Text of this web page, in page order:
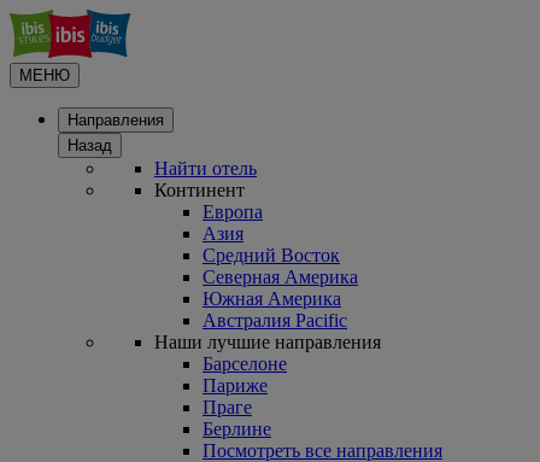
МЕНЮ
Направления
Назад
Найти отель
Континент
Европа
Азия
Средний Восток
Северная Америка
Южная Америка
Австралия Pacific
Наши лучшие направления
Барселоне
Париже
Праге
Берлине
Посмотреть все направления